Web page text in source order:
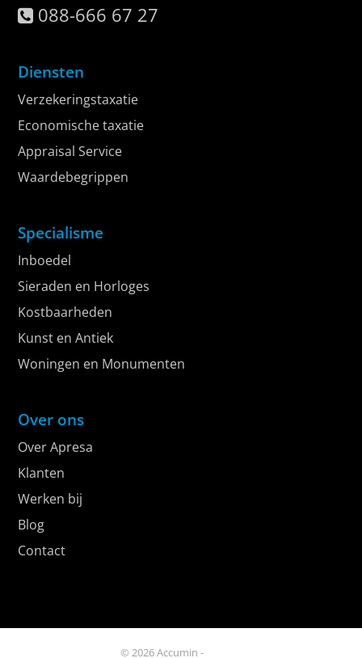
088-666 67 27
Diensten
Verzekeringstaxatie
Economische taxatie
Appraisal Service
Waardebegrippen
Specialisme
Inboedel
Sieraden en Horloges
Kostbaarheden
Kunst en Antiek
Woningen en Monumenten
Over ons
Over Apresa
Klanten
Werken bij
Blog
Contact
© 2026 Accumin -